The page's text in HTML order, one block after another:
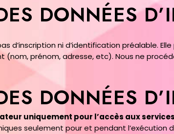
DONNÉES
d’inscription ni d’identification préalable.
(nom, prénom, adresse, etc). Nous ne
DONNÉES
uniquement pour l’accès aux services
seulement pour et pendant l’exécution